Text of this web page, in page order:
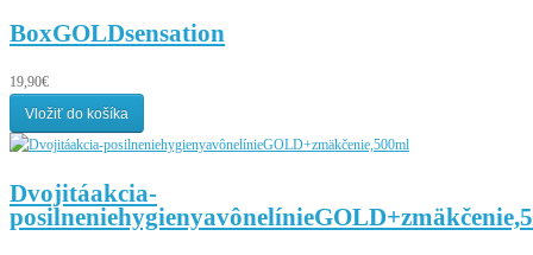
BoxGOLDsensation
19,90€
Vložiť do košíka
Dvojitáakcia-